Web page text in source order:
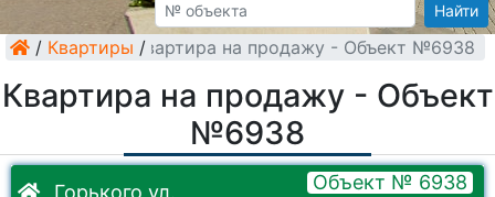
Найти
/ Квартиры /
Квартира на продажу - Объект №6938
Квартира на продажу - Объект
№6938
Горького ул. Объект № 6938